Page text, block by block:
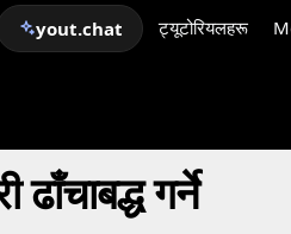
yout.chat ट्यूटोरियलहरू
गर्ने